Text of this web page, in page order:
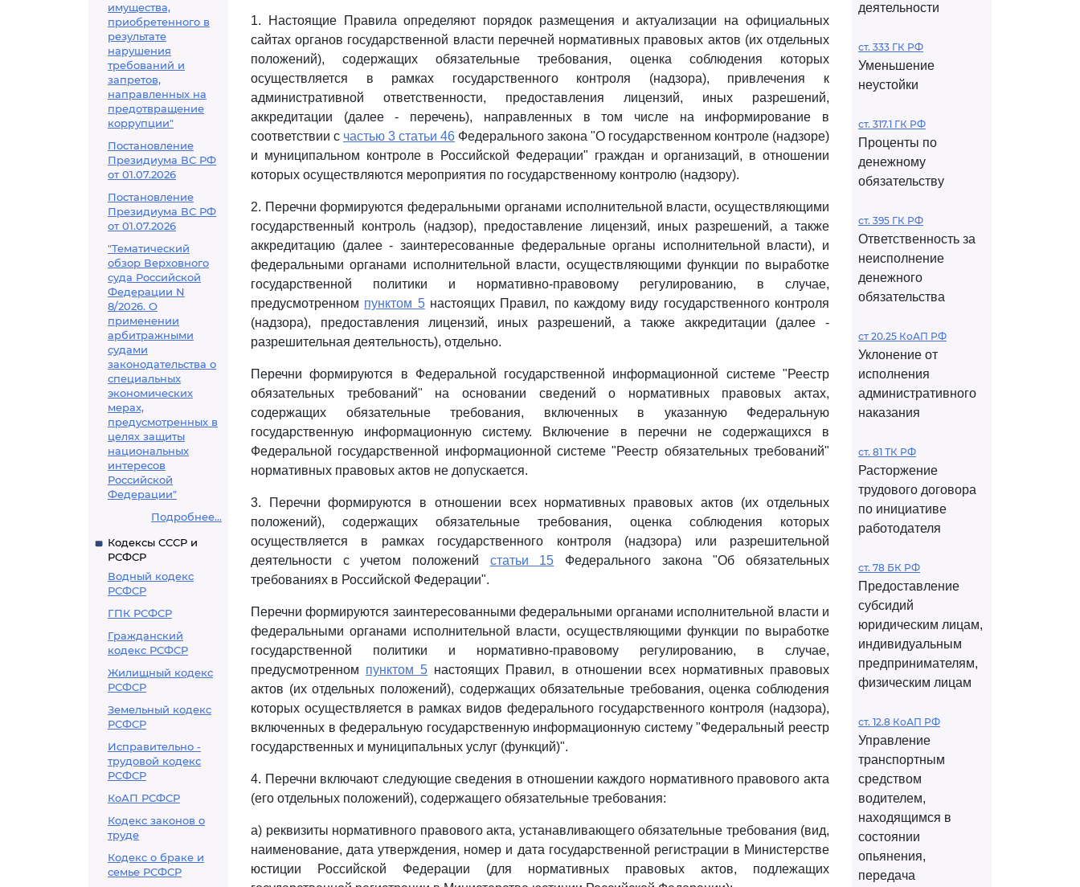
имущества,
приобретенного в
результате
нарушения
требований и
запретов,
направленных на
предотвращение
коррупции"
Постановление
Президиума ВС РФ
от 01.07.2026
Постановление
Президиума ВС РФ
от 01.07.2026
"Тематический
обзор Верховного
суда Российской
Федерации N
8/2026. О
применении
арбитражными
судами
законодательства о
специальных
экономических
мерах,
предусмотренных в
целях защиты
национальных
интересов
Российской
Федерации"
Подробнее...
Кодексы СССР и
РСФСР
Водный кодекс
РСФСР
ГПК РСФСР
Гражданский
кодекс РСФСР
Жилищный кодекс
РСФСР
Земельный кодекс
РСФСР
Исправительно -
трудовой кодекс
РСФСР
КоАП РСФСР
Кодекс законов о
труде
Кодекс о браке и
семье РСФСР
1. Настоящие Правила определяют порядок размещения и актуализации на официальных
сайтах органов государственной власти перечней нормативных правовых актов (их отдельных
положений), содержащих обязательные требования, оценка соблюдения которых
осуществляется в рамках государственного контроля (надзора), привлечения к
административной ответственности, предоставления лицензий, иных разрешений,
аккредитации (далее - перечень), направленных в том числе на информирование в
соответствии с частью 3 статьи 46 Федерального закона "О государственном контроле (надзоре)
и муниципальном контроле в Российской Федерации" граждан и организаций, в отношении
которых осуществляются мероприятия по государственному контролю (надзору).
2. Перечни формируются федеральными органами исполнительной власти, осуществляющими
государственный контроль (надзор), предоставление лицензий, иных разрешений, а также
аккредитацию (далее - заинтересованные федеральные органы исполнительной власти), и
федеральными органами исполнительной власти, осуществляющими функции по выработке
государственной политики и нормативно-правовому регулированию, в случае,
предусмотренном пунктом 5настоящих Правил, по каждому виду государственного контроля
(надзора), предоставления лицензий, иных разрешений, а также аккредитации (далее -
разрешительная деятельность), отдельно.
Перечни формируются в Федеральной государственной информационной системе "Реестр
обязательных требований" на основании сведений о нормативных правовых актах,
содержащих обязательные требования, включенных в указанную Федеральную
государственную информационную систему. Включение в перечни не содержащихся в
Федеральной государственной информационной системе "Реестр обязательных требований"
нормативных правовых актов не допускается.
3. Перечни формируются в отношении всех нормативных правовых актов (их отдельных
положений), содержащих обязательные требования, оценка соблюдения которых
осуществляется в рамках государственного контроля (надзора) или разрешительной
деятельности с учетом положений статьи 15 Федерального закона "Об обязательных
требованиях в Российской Федерации".
Перечни формируются заинтересованными федеральными органами исполнительной власти и
федеральными органами исполнительной власти, осуществляющими функции по выработке
государственной политики и нормативно-правовому регулированию, в случае,
предусмотренном пунктом 5 настоящих Правил, в отношении всех нормативных правовых
актов (их отдельных положений), содержащих обязательные требования, оценка соблюдения
которых осуществляется в рамках видов федерального государственного контроля (надзора),
включенных в федеральную государственную информационную систему "Федеральный реестр
государственных и муниципальных услуг (функций)".
4. Перечни включают следующие сведения в отношении каждого нормативного правового акта
(его отдельных положений), содержащего обязательные требования:
а) реквизиты нормативного правового акта, устанавливающего обязательные требования (вид,
наименование, дата утверждения, номер и дата государственной регистрации в Министерстве
юстиции Российской Федерации (для нормативных правовых актов, подлежащих
деятельности
ст. 333 ГК РФ
Уменьшение
неустойки
ст. 317.1 ГК РФ
Проценты по
денежному
обязательству
ст. 395 ГК РФ
Ответственность за
неисполнение
денежного
обязательства
ст 20.25 КоАП РФ
Уклонение от
исполнения
административного
наказания
ст. 81 ТК РФ
Расторжение
трудового договора
по инициативе
работодателя
ст. 78 БК РФ
Предоставление
субсидий
юридическим лицам,
индивидуальным
предпринимателям,
физическим лицам
ст. 12.8 КоАП РФ
Управление
транспортным
средством
водителем,
находящимся в
состоянии
опьянения,
передача